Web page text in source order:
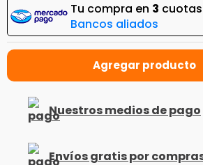
Tu compra en 3 cuotas
Bancos aliados
Nuestros medios de pago
Envíos gratis por